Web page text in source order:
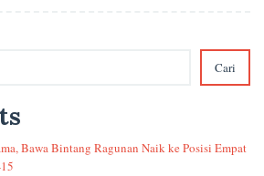
Cari
Bawa Bintang Ragunan Naik ke Posisi Empat